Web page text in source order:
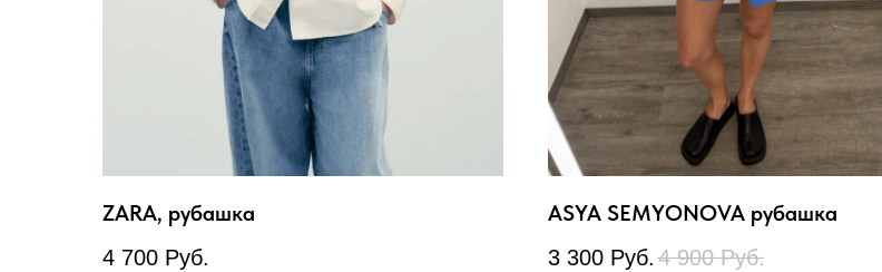
ZARA, рубашка
4 700 Руб.
ASYA SEMYONOVA рубашка
3 300 Руб. 4 900 Руб.